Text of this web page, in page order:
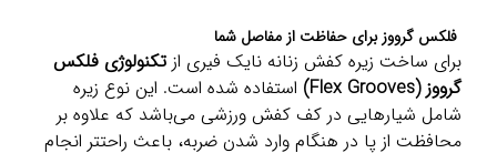
فلکس گرووز برای حفاظت از مفاصل شما
برای ساخت زیره کفش زنانه نایک فیری از تکنولوژی فلکس
گرووز (Flex Grooves)
استفاده شده است. این نوع زیره
شامل شیارهایی در کف کفش ورزشی می‌باشد که علاوه بر
محافظت از پا در هنگام وارد شدن ضربه، باعث راحتتر انجام